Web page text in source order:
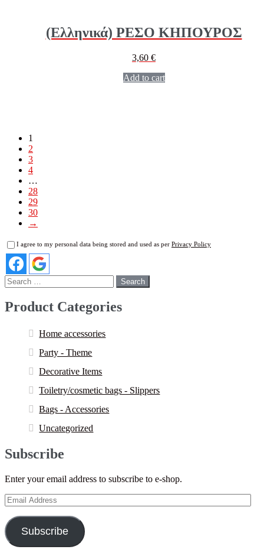
(Ελληνικά) ΡΕΣΟ ΚΗΠΟΥΡΟΣ
3,60 €
Add to cart
1
2
3
4
…
28
29
30
→
I agree to my personal data being stored and used as per Privacy Policy
Search
for:
Product Categories
Home accessories
Party - Theme
Decorative Items
Toiletry/cosmetic bags - Slippers
Bags - Accessories
Uncategorized
Subscribe
Enter your email address to subscribe to e-shop.
Email
Address
Subscribe